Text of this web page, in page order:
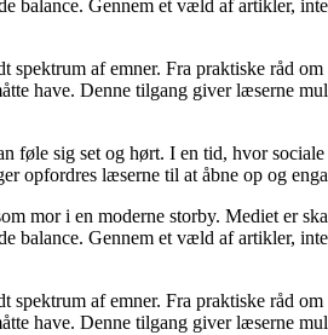
balance. Gennem et væld af artikler,
af emner. Fra praktiske råd
have. Denne tilgang giver læserne
føle sig set og hørt. I en tid, hvor
læserne til at åbne op og
mor i en moderne storby. Mediet er
balance. Gennem et væld af artikler,
af emner. Fra praktiske råd
have. Denne tilgang giver læserne